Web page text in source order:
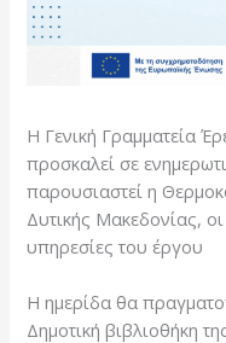
Η Γενική Γραμματεία
προσκαλεί σε
παρουσιαστεί η
Δυτικής Μακεδονίας,
υπηρεσίες του έργου
Η ημερίδα θα
Δημοτική βιβλιοθήκη